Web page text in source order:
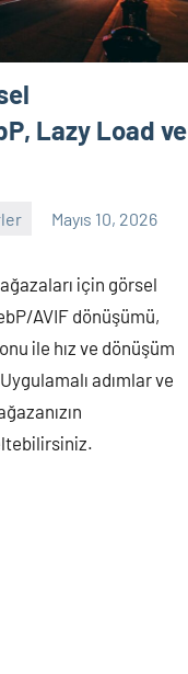
Lazy Load ve
Mayıs 10, 2026
için görsel
AVIF dönüşümü,
ile hız ve dönüşüm
adımlar ve